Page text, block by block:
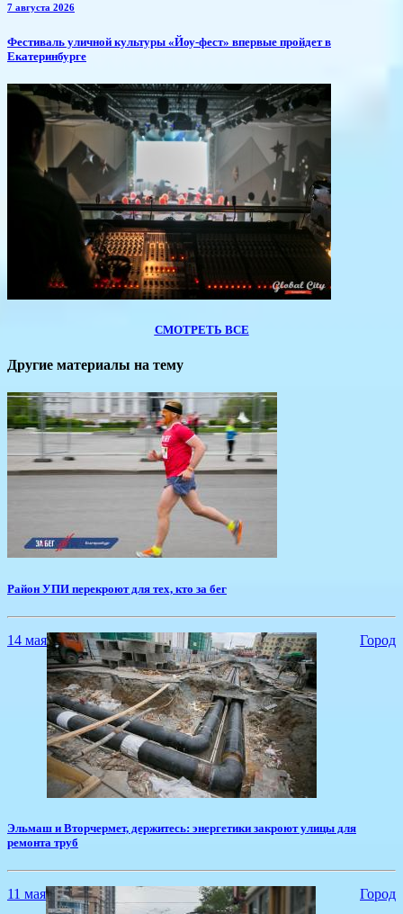
7 августа 2026
​Фестиваль уличной культуры «Йоу-фест» впервые пройдет в
Екатеринбурге
СМОТРЕТЬ ВСЕ
Другие материалы на тему
Район УПИ перекроют для тех, кто за бег
14 мая Город
Эльмаш и Вторчермет, держитесь: энергетики закроют улицы для
ремонта труб
11 мая Город